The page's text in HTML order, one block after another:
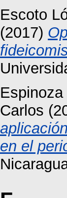
Escoto
(2017)
Carlos
en el